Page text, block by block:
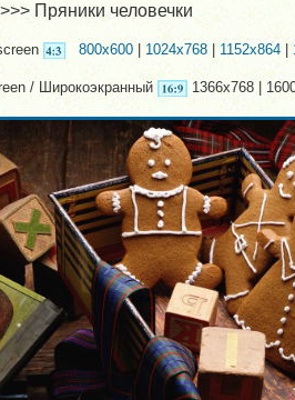
>>> Пряники человечки
800x600|1024x768| 1152x864|
/ Широкоэкранный 1366x768 |